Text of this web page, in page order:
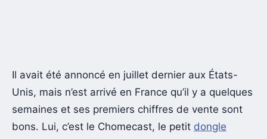
Il avait été annoncé en juillet dernier aux États-
Unis, mais n’est arrivé en France qu’il y a quelques
semaines et ses premiers chiffres de vente sont
bons. Lui, c’est le Chomecast, le petit dongle